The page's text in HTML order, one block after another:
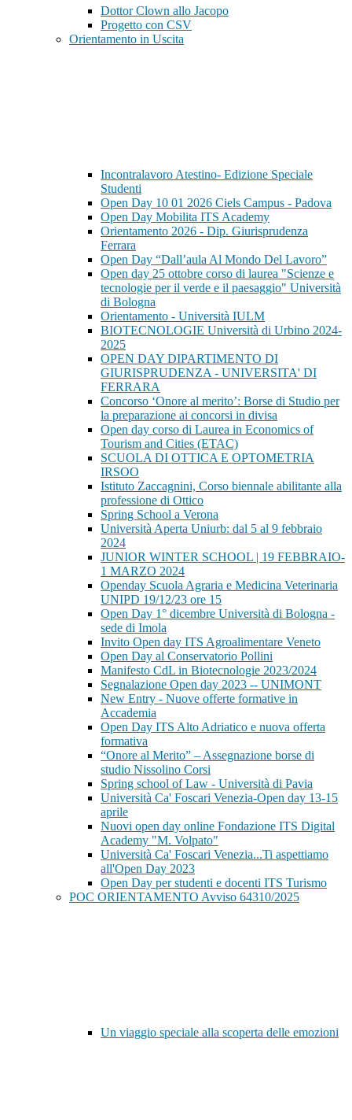
Dottor Clown allo Jacopo
Progetto con CSV
Orientamento in Uscita
Incontralavoro Atestino- Edizione Speciale
Studenti
Open Day 10 01 2026 Ciels Campus - Padova
Open Day Mobilita ITS Academy
Orientamento 2026 - Dip. Giurisprudenza
Ferrara
Open Day “Dall’aula Al Mondo Del Lavoro”
Open day 25 ottobre corso di laurea "Scienze e
tecnologie per il verde e il paesaggio" Università
di Bologna
Orientamento - Università IULM
BIOTECNOLOGIE Università di Urbino 2024-
2025
OPEN DAY DIPARTIMENTO DI
GIURISPRUDENZA - UNIVERSITA' DI
FERRARA
Concorso ‘Onore al merito’: Borse di Studio per
la preparazione ai concorsi in divisa
Open day corso di Laurea in Economics of
Tourism and Cities (ETAC)
SCUOLA DI OTTICA E OPTOMETRIA
IRSOO
Istituto Zaccagnini, Corso biennale abilitante alla
professione di Ottico
Spring School a Verona
Università Aperta Uniurb: dal 5 al 9 febbraio
2024
JUNIOR WINTER SCHOOL | 19 FEBBRAIO-
1 MARZO 2024
Openday Scuola Agraria e Medicina Veterinaria
UNIPD 19/12/23 ore 15
Open Day 1° dicembre Università di Bologna -
sede di Imola
Invito Open day ITS Agroalimentare Veneto
Open Day al Conservatorio Pollini
Manifesto CdL in Biotecnologie 2023/2024
Segnalazione Open day 2023 -- UNIMONT
New Entry - Nuove offerte formative in
Accademia
Open Day ITS Alto Adriatico e nuova offerta
formativa
“Onore al Merito” – Assegnazione borse di
studio Nissolino Corsi
Spring school of Law - Università di Pavia
Università Ca' Foscari Venezia-Open day 13-15
aprile
Nuovi open day online Fondazione ITS Digital
Academy "M. Volpato"
Università Ca' Foscari Venezia...Ti aspettiamo
all'Open Day 2023
Open Day per studenti e docenti ITS Turismo
POC ORIENTAMENTO Avviso 64310/2025
Un viaggio speciale alla scoperta delle emozioni